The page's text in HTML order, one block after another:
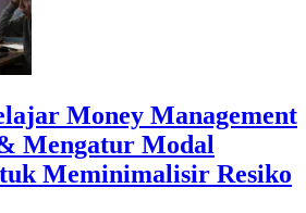
Money Management
Mengatur Modal
Meminimalisir Resiko